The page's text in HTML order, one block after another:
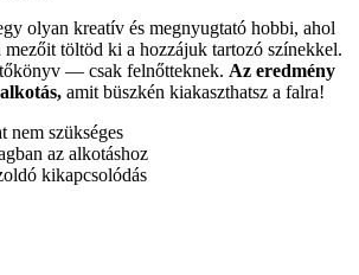
olyan kreatív és megnyugtató hobbi, ahol
mezőit töltöd ki a hozzájuk tartozó színekkel.
— csak felnőtteknek. Az eredmény
amit büszkén kiakaszthatsz a falra!
nem szükséges
az alkotáshoz
kikapcsolódás